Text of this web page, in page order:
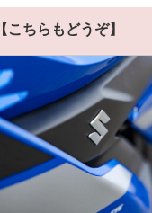
【こちらもどうぞ】